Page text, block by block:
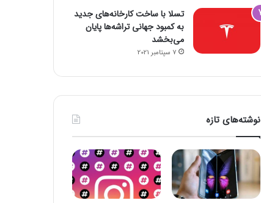
فضای مجازی
23 اکتبر 2022
۱۶ برنامه آلوده از گوگل پلی پاک شدند
تسلا با ساخت کارخانه‌های جدید
به کمبود جهانی تراشه‌ها پایان
می‌بخشد
7 سپتامبر 2021
نوشته‌های تازه